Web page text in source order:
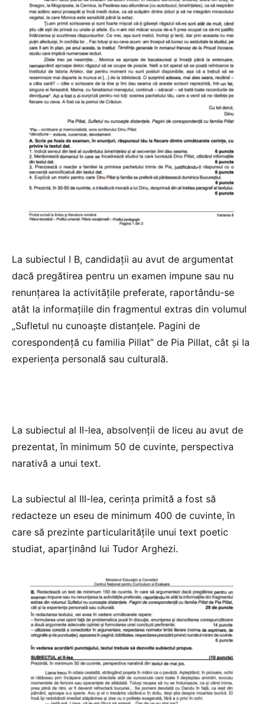
La subiectul I B, candidații au avut de argumentat
dacă pregătirea pentru un examen impune sau nu
renunțarea la activitățile preferate, raportându-se
atât la informațiile din fragmentul extras din volumul
„Sufletul nu cunoaște distanțele. Pagini de
corespondență cu familia Pillat” de Pia Pillat, cât și la
experiența personală sau culturală.
La subiectul al II-lea, absolvenții de liceu au avut de
prezentat, în minimum 50 de cuvinte, perspectiva
narativă a unui text.
La subiectul al III-lea, cerința primită a fost să
redacteze un eseu de minimum 400 de cuvinte, în
care să prezinte particularitățile unui text poetic
studiat, aparținând lui Tudor Arghezi.